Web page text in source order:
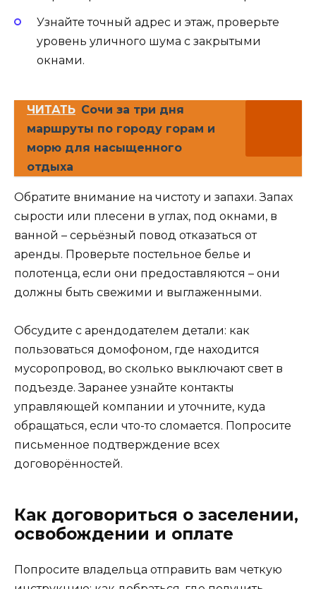
Узнайте точный адрес и этаж, проверьте
уровень уличного шума с закрытыми
окнами.
ЧИТАТЬ Сочи за три дня
маршруты по городу горам и
морю для насыщенного
отдыха
Обратите внимание на чистоту и запахи. Запах
сырости или плесени в углах, под окнами, в
ванной – серьёзный повод отказаться от
аренды. Проверьте постельное белье и
полотенца, если они предоставляются – они
должны быть свежими и выглаженными.
Обсудите с арендодателем детали: как
пользоваться домофоном, где находится
мусоропровод, во сколько выключают свет в
подъезде. Заранее узнайте контакты
управляющей компании и уточните, куда
обращаться, если что-то сломается. Попросите
письменное подтверждение всех
договорённостей.
Как договориться о заселении,
освобождении и оплате
Попросите владельца отправить вам четкую